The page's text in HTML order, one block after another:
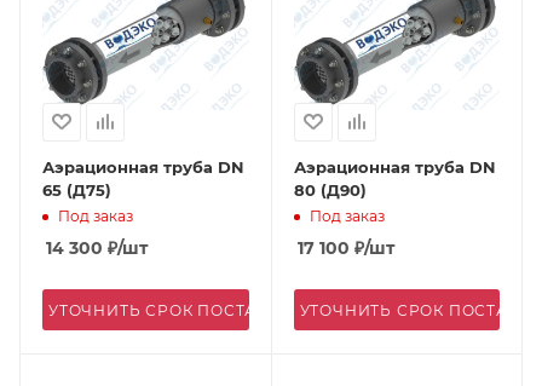
Аэрационная труба DN
65 (Д75)
Под заказ
14 300 ₽/шт
УТОЧНИТЬ СРОК ПОСТАВКИ
Аэрационная труба DN
80 (Д90)
Под заказ
17 100 ₽/шт
УТОЧНИТЬ СРОК